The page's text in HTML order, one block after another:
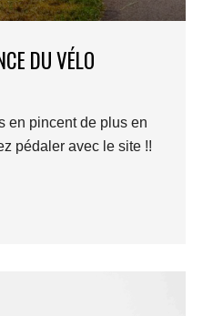
DU VÉLO
en pincent de plus en
pédaler avec le site !!